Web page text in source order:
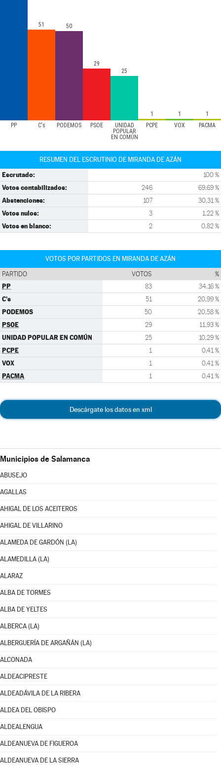
PP C's PODEMOS PSOE
UNIDAD
POPULAR
EN COMÚN
PCPE VOX PACMA
51 50
29
25
1 1 1
RESUMEN DEL ESCRUTINIO DE MIRANDA DE AZÁN
Escrutado: 100 %
Votos contabilizados: 246 69,69 %
Abstenciones: 107 30,31 %
Votos nulos: 3 1,22 %
Votos en blanco: 2 0,82 %
VOTOS POR PARTIDOS EN MIRANDA DE AZÁN
PARTIDO VOTOS %
PP 83 34,16 %
C's 51 20,99 %
PODEMOS 50 20,58 %
PSOE 29 11,93 %
UNIDAD POPULAR EN COMÚN 25 10,29 %
PCPE 1 0,41 %
VOX 1 0,41 %
PACMA 1 0,41 %
Descárgate los datos en xml
Municipios de Salamanca
ABUSEJO
AGALLAS
AHIGAL DE LOS ACEITEROS
AHIGAL DE VILLARINO
ALAMEDA DE GARDÓN (LA)
ALAMEDILLA (LA)
ALARAZ
ALBA DE TORMES
ALBA DE YELTES
ALBERCA (LA)
ALBERGUERÍA DE ARGAÑÁN (LA)
ALCONADA
ALDEACIPRESTE
ALDEADÁVILA DE LA RIBERA
ALDEA DEL OBISPO
ALDEALENGUA
ALDEANUEVA DE FIGUEROA
ALDEANUEVA DE LA SIERRA